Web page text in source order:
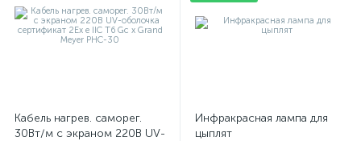
Кабель нагрев. саморег.
30Вт/м с экраном 220В UV-
Инфракрасная лампа для
цыплят